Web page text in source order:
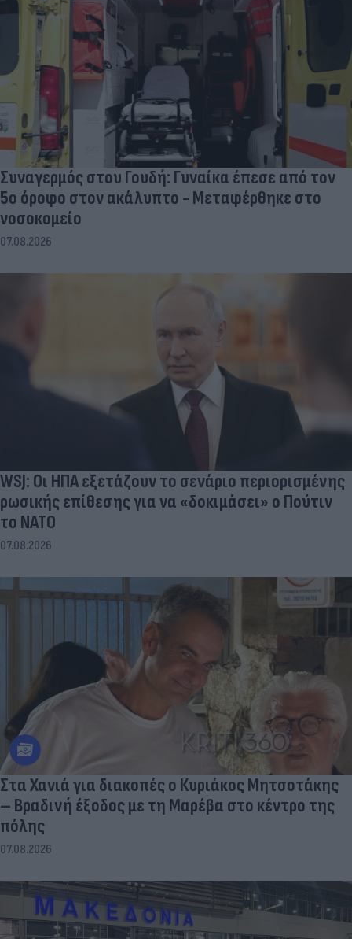
Συναγερμός στου Γουδή: Γυναίκα έπεσε από τον
5ο όροφο στον ακάλυπτο - Μεταφέρθηκε στο
νοσοκομείο
07.08.2026
WSJ: Οι ΗΠΑ εξετάζουν το σενάριο περιορισμένης
ρωσικής επίθεσης για να «δοκιμάσει» ο Πούτιν
το ΝΑΤΟ
07.08.2026
Στα Χανιά για διακοπές ο Κυριάκος Μητσοτάκης
– Βραδινή έξοδος με τη Μαρέβα στο κέντρο της
πόλης
07.08.2026